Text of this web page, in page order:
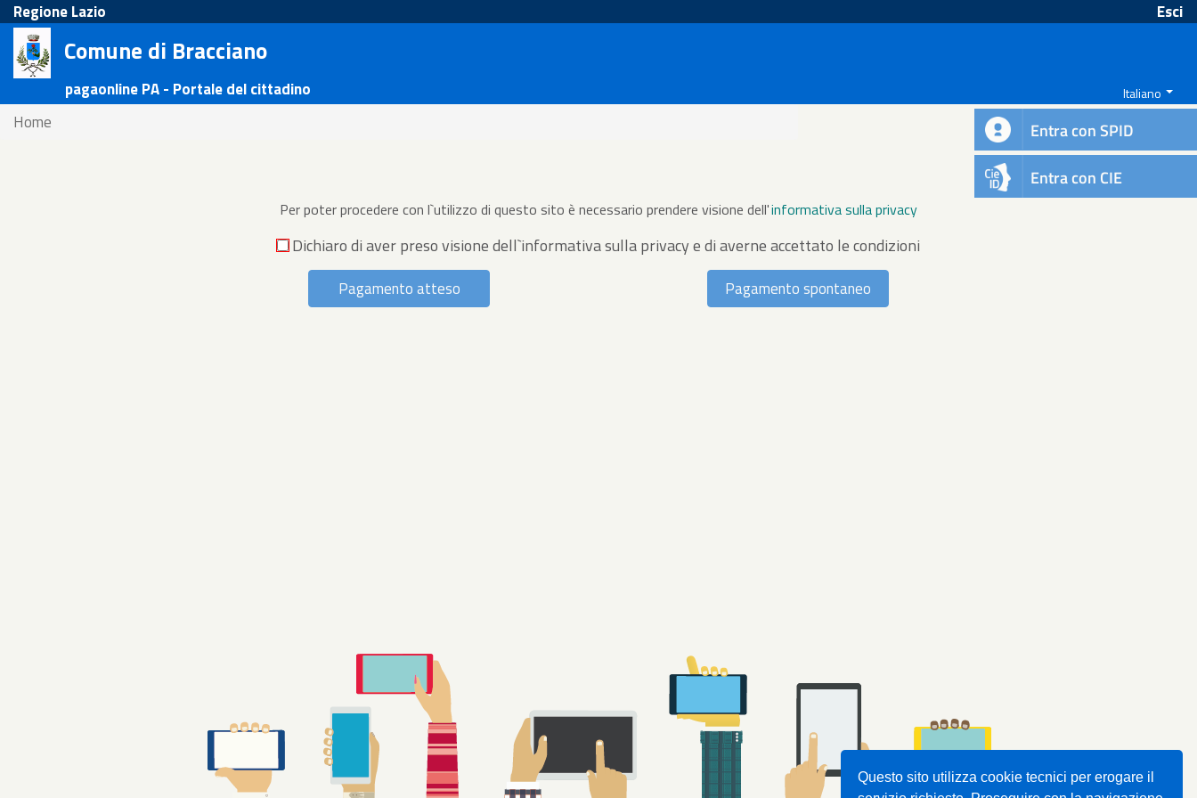
Questo sito utilizza cookie tecnici per erogare il
Regione Lazio Esci
Comune di Bracciano
pagaonline PA - Portale del cittadino Italiano
Home
Entra con SPID
Entra con CIE
Per poter procedere con l`utilizzo di questo sito è necessario prendere visione dell'informativa sulla privacy
Dichiaro di aver preso visione dell`informativa sulla privacy e di averne accettato le condizioni